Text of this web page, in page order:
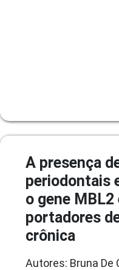
A presença
periodontais
o gene
portadores
crônica
Autores: Bruna De